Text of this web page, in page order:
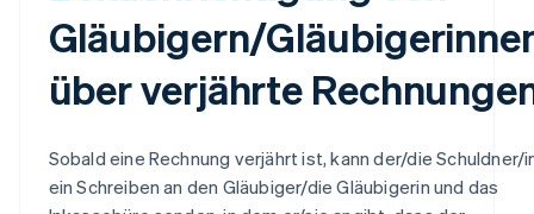
Gläubigern/
über verjährte
Sobald eine Rechnung verjährt ist, kann der/die Schuldner/
ein Schreiben an den Gläubiger/die Gläubigerin und das